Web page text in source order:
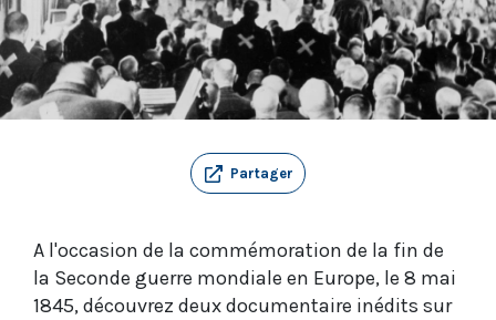
Partager
A l'occasion de la commémoration de la fin de
la Seconde guerre mondiale en Europe, le 8 mai
1845, découvrez deux documentaire inédits sur